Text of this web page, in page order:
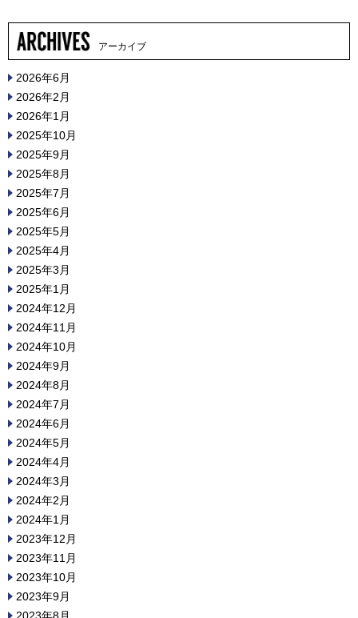
アーカイブ
2026年6月
2026年2月
2026年1月
2025年10月
2025年9月
2025年8月
2025年7月
2025年6月
2025年5月
2025年4月
2025年3月
2025年1月
2024年12月
2024年11月
2024年10月
2024年9月
2024年8月
2024年7月
2024年6月
2024年5月
2024年4月
2024年3月
2024年2月
2024年1月
2023年12月
2023年11月
2023年10月
2023年9月